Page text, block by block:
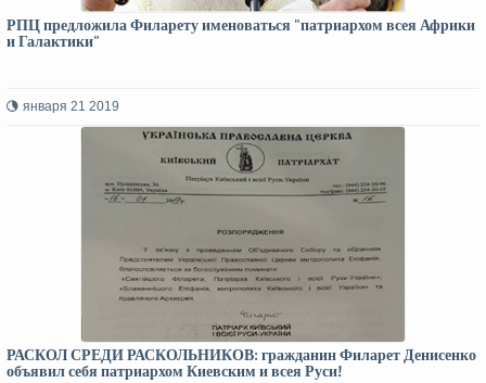
РПЦ предложила Филарету именоваться "патриархом всея Африки
и Галактики"
января 21 2019
РАСКОЛ СРЕДИ РАСКОЛЬНИКОВ: гражданин Филарет Денисенко
объявил себя патриархом Киевским и всея Руси!